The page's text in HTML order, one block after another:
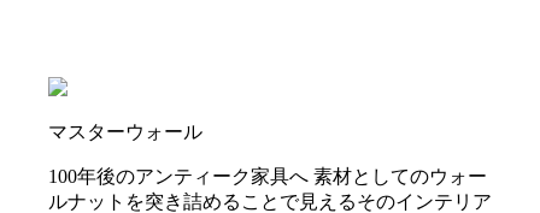
マスターウォール
100年後のアンティーク家具へ 素材としてのウォー
ルナットを突き詰めることで見えるそのインテリア